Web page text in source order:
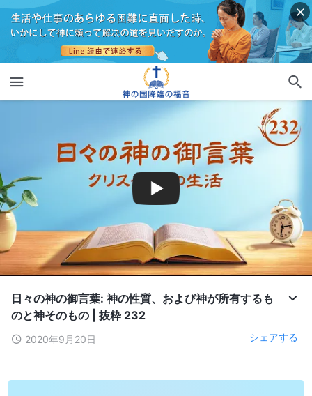
日々の神の御言葉: 神の性質、および神が所有するも
のと神そのもの | 抜粋 232
2020年9月20日 シェアする